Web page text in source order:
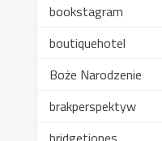
bookstagram
boutiquehotel
Boże Narodzenie
brakperspektyw